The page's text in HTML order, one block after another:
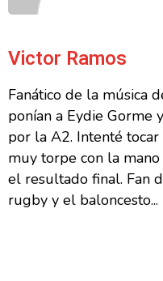
Victor Ramos
Fanático de la música
ponían a Eydie Gorme
por la A2. Intenté
muy torpe con la
el resultado final. Fan
rugby y el baloncesto...